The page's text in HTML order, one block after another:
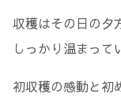
収穫はその日の夕
しっかり温まって
初収穫の感動と初